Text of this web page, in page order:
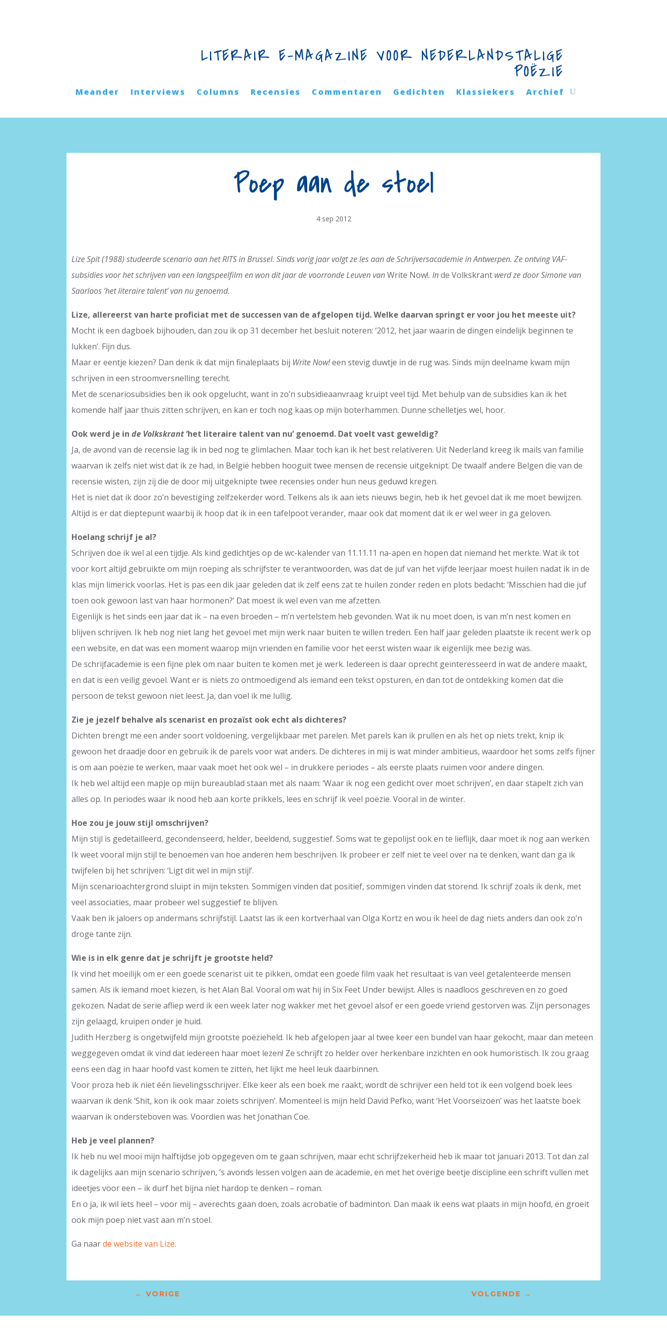
LITERAIR E-MAGAZINE VOOR NEDERLANDSTALIGE
POËZIE
Meander Interviews Columns Recensies Commentaren Gedichten Klassiekers Archief
Poep aan de stoel
4 sep 2012
Lize Spit (1988) studeerde scenario aan het RITS in Brussel. Sinds vorig jaar volgt ze les aan de Schrijversacademie in Antwerpen. Ze ontving VAF-
subsidies voor het schrijven van een langspeelfilm en wondit jaarde voorronde Leuven vanWrite Now!. Inde Volkskrant werd ze door Simone van
Saarloos ‘het literaire talent’ van nu genoemd.
Lize, allereerst van harte proficiat met de successen van de afgelopen tijd. Welke daarvan springt er voor jou het meeste uit?
Mocht ik een dagboek bijhouden, dan zou ik op 31 december het besluit noteren: ‘2012, het jaar waarin de dingen eindelijk beginnen te
lukken’. Fijn dus.
Maar er eentje kiezen? Dan denk ik dat mijn finaleplaats bij Write Now!een stevig duwtje in de rug was. Sinds mijn deelname kwam mijn
schrijven in een stroomversnelling terecht.
Met de scenariosubsidies ben ik ook opgelucht, want in zo’n subsidieaanvraag kruipt veel tijd. Met behulp van de subsidies kan ik het
komende half jaar thuis zitten schrijven, en kan er toch nog kaas op mijn boterhammen. Dunne schelletjes wel, hoor.
Ook werd je in de Volkskrant‘het literaire talent van nu’ genoemd. Dat voelt vast geweldig?
Ja, de avond van de recensie lag ik in bed nog te glimlachen. Maar toch kan ik het best relativeren. Uit Nederland kreeg ik mails van familie
waarvan ik zelfs niet wist dat ik ze had, in België hebben hooguit twee mensen de recensie uitgeknipt. De twaalf andere Belgen die van de
recensie wisten, zijn zij die de door mij uitgeknipte twee recensies onder hun neus geduwd kregen.
Het is niet dat ik door zo’n bevestiging zelfzekerder word. Telkens als ik aan iets nieuws begin, heb ik het gevoel dat ik me moet bewijzen.
Altijd is er dat dieptepunt waarbij ik hoop dat ik in een tafelpoot verander, maar ook dat moment dat ik er wel weer in ga geloven.
Hoelang schrijf je al?
Schrijven doe ik wel al een tijdje. Als kind gedichtjes op de wc-kalender van 11.11.11 na-apen en hopen dat niemand het merkte. Wat ik tot
voor kort altijd gebruikte om mijn roeping als schrijfster te verantwoorden, was dat de juf van het vijfde leerjaar moest huilen nadat ik in de
klas mijn limerick voorlas. Het is pas een dik jaar geleden dat ik zelf eens zat te huilen zonder reden en plots bedacht: ‘Misschien had die juf
toen ook gewoon last van haar hormonen?’ Dat moest ik wel even van me afzetten.
Eigenlijk is het sinds een jaar dat ik – na even broeden – m’n vertelstem heb gevonden. Wat ik nu moet doen, is van m’n nest komen en
blijven schrijven. Ik heb nog niet lang het gevoel met mijn werk naar buiten te willen treden. Een half jaar geleden plaatste ik recent werk op
een website, en dat was een moment waarop mijn vrienden en familie voor het eerst wisten waar ik eigenlijk mee bezig was.
De schrijfacademie is een fijne plek om naar buiten te komen met je werk. Iedereen is daar oprecht geïnteresseerd in wat de andere maakt,
en dat is een veilig gevoel. Want er is niets zo ontmoedigend als iemand een tekst opsturen, en dan tot de ontdekking komen dat die
persoon de tekst gewoon niet leest. Ja, dan voel ik me lullig.
Zie je jezelf behalve als scenarist en prozaïst ook echt als dichteres?
Dichten brengt me een ander soort voldoening, vergelijkbaar met parelen. Met parels kan ik prullen en als het op niets trekt, knip ik
gewoon het draadje door en gebruik ik de parels voor wat anders. De dichteres in mij is wat minder ambitieus, waardoor het soms zelfs fijner
is om aan poëzie te werken, maar vaak moet het ook wel – in drukkere periodes – als eerste plaats ruimen voor andere dingen.
Ik heb wel altijd een mapje op mijn bureaublad staan met als naam: ‘Waar ik nog een gedicht over moet schrijven’, en daar stapelt zich van
alles op. In periodes waar ik nood heb aan korte prikkels, lees en schrijf ik veel poëzie. Vooral in de winter.
Hoe zou je jouw stijl omschrijven?
Mijn stijl is gedetailleerd, gecondenseerd, helder, beeldend, suggestief. Soms wat te gepolijst ook en te lieflijk, daar moet ik nog aan werken.
Ik weet vooral mijn stijl te benoemen van hoe anderen hem beschrijven. Ik probeer er zelf niet te veel over na te denken, want dan ga ik
twijfelen bij het schrijven: ‘Ligt dit wel in mijn stijl’.
Mijn scenarioachtergrond sluipt in mijn teksten. Sommigen vinden dat positief, sommigen vinden dat storend. Ik schrijf zoals ik denk, met
veel associaties, maar probeer wel suggestief te blijven.
Vaak ben ik jaloers op andermans schrijfstijl. Laatst las ik een kortverhaal van Olga Kortz en wou ik heel de dag niets anders dan ook zo’n
droge tante zijn.
Wie is in elk genre dat je schrijft je grootste held?
Ik vind het moeilijk om er een goede scenarist uit te pikken, omdat een goede film vaak het resultaat is van veel getalenteerde mensen
samen. Als ik iemand moet kiezen, is het Alan Bal. Vooral om wat hij in Six Feet Under bewijst. Alles is naadloos geschreven en zo goed
gekozen. Nadat de serie afliep werd ik een week later nog wakker met het gevoel alsof er een goede vriend gestorven was. Zijn personages
zijn gelaagd, kruipen onder je huid.
Judith Herzberg is ongetwijfeld mijn grootste poëzieheld. Ik heb afgelopen jaar al twee keer een bundel van haar gekocht, maar dan meteen
weggegeven omdat ik vind dat iedereen haar moet lezen! Ze schrijft zo helder over herkenbare inzichten en ook humoristisch. Ik zou graag
eens een dag in haar hoofd vast komen te zitten, het lijkt me heel leuk daarbinnen.
Voor proza heb ik niet één lievelingsschrijver. Elke keer als een boek me raakt, wordt de schrijver een held tot ik een volgend boek lees
waarvan ik denk ‘Shit, kon ik ook maar zoiets schrijven’. Momenteel is mijn held David Pefko, want ‘Het Voorseizoen’ was het laatste boek
waarvan ik ondersteboven was. Voordien was het Jonathan Coe.
Heb je veel plannen?
Ik heb nu wel mooi mijn halftijdse job opgegeven om te gaan schrijven, maar echt schrijfzekerheid heb ik maar tot januari 2013. Tot dan zal
ik dagelijks aan mijn scenario schrijven, ’s avonds lessen volgen aan de academie, en met het overige beetje discipline een schrift vullen met
ideetjes voor een – ik durf het bijna niet hardop te denken – roman.
En o ja, ik wil iets heel – voor mij – averechts gaan doen, zoals acrobatie of badminton. Dan maak ik eens wat plaats in mijn hoofd, en groeit
ook mijn poep niet vast aan m’n stoel.
Ga naarde website van Lize.
← VORIGE VOLGENDE →